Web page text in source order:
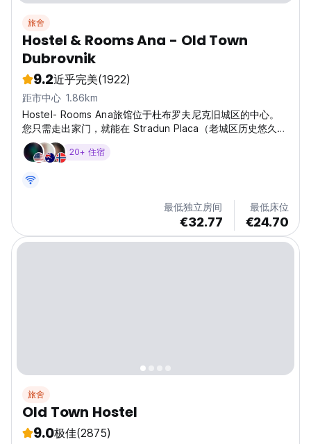
旅舍
Hostel & Rooms Ana - Old Town
Dubrovnik
9.2近乎完美(1922)
距市中心 1.86km
Hostel- Rooms Ana旅馆位于杜布罗夫尼克旧城区的中心。
您只需走出家门，就能在 Stradun Placa（老城区历史悠久的
主街）的人群中找到自己。
20+ 住宿
最低独立房间
€32.77
最低床位
€24.70
旅舍
Old Town Hostel
9.0极佳(2875)